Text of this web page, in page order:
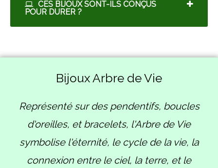
CES BIJOUX SONT-ILS CONÇUS
POUR DURER ?
Bijoux Arbre de Vie
Représenté sur des pendentifs, boucles
d'oreilles, et bracelets, l'Arbre de Vie
symbolise l'éternité, le cycle de la vie, la
connexion entre le ciel, la terre, et le